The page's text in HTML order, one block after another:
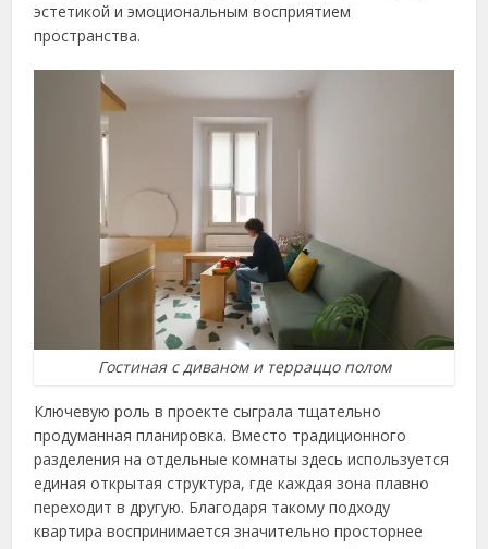
эстетикой и эмоциональным восприятием
пространства.
Гостиная с диваном и терраццо полом
Ключевую роль в проекте сыграла тщательно
продуманная планировка. Вместо традиционного
разделения на отдельные комнаты здесь используется
единая открытая структура, где каждая зона плавно
переходит в другую. Благодаря такому подходу
квартира воспринимается значительно просторнее